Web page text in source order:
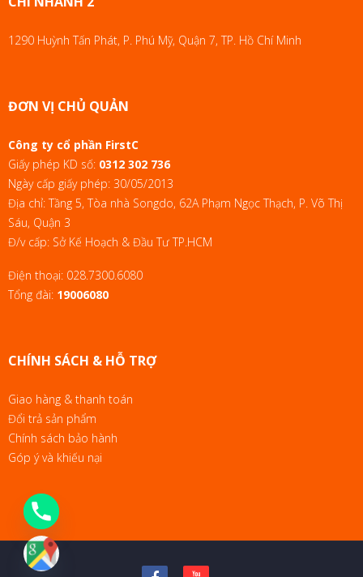
1290 Huỳnh Tấn Phát, P. Phú Mỹ, Quận 7, TP. Hồ Chí Minh
ĐƠN VỊ CHỦ QUẢN
Công ty cổ phần FirstC
Giấy phép KD số: 0312 302 736
Ngày cấp giấy phép: 30/05/2013
Địa chỉ: Tầng 5, Tòa nhà Songdo, 62A Phạm Ngọc Thạch, P. Võ Thị
Sáu, Quận 3
Đ/v cấp: Sở Kế Hoạch & Đầu Tư TP.HCM
Điện thoại: 028.7300.6080
Tổng đài: 19006080
CHÍNH SÁCH & HỖ TRỢ
Giao hàng & thanh toán
Đổi trả sản phẩm
Chính sách bảo hành
Góp ý và khiếu nại